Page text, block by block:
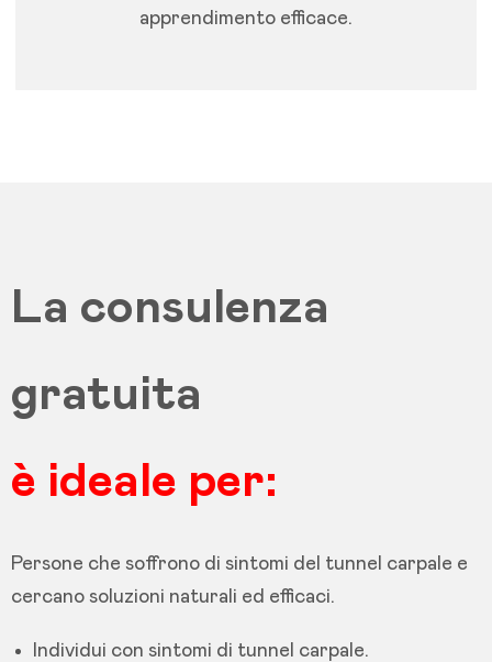
apprendimento efficace.
La consulenza
gratuita
è ideale per:
Persone che soffrono di sintomi del tunnel carpale e
cercano soluzioni naturali ed efficaci.
Individui con sintomi di tunnel carpale.